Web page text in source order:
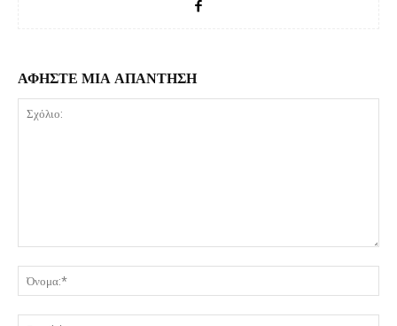
ΑΦΗΣΤΕ ΜΙΑ ΑΠΑΝΤΗΣΗ